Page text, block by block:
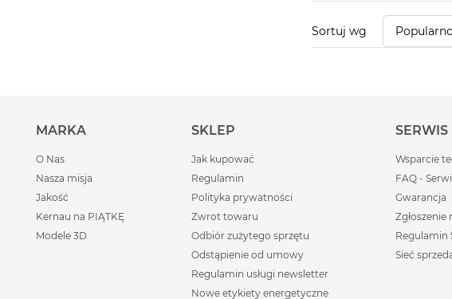
Sortuj wg
MARKA
O Nas
Nasza misja
Jakość
Kernau na PIĄTKĘ
Modele 3D
SKLEP
Jak kupować
Regulamin
Polityka prywatności
Zwrot towaru
Odbiór zużytego sprzętu
Odstąpienie od umowy
Regulamin usługi newsletter
Nowe etykiety energetyczne
SERWIS
Wsparcie
FAQ -
Gwarancja
Regulamin
Sieć